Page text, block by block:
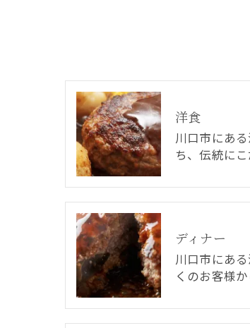
洋食
川口市にあ
ち、伝統に
ディナー
川口市にあ
くのお客様